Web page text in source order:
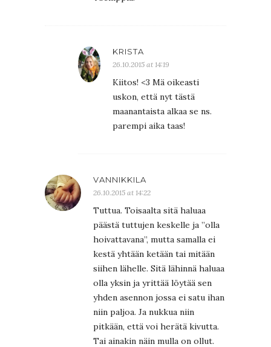
KRISTA
26.10.2015 at 14:19
Kiitos! <3 Mä oikeasti
uskon, että nyt tästä
maanantaista alkaa se ns.
parempi aika taas!
VANNIKKILA
26.10.2015 at 14:22
Tuttua. Toisaalta sitä haluaa
päästä tuttujen keskelle ja ”olla
hoivattavana”, mutta samalla ei
kestä yhtään ketään tai mitään
siihen lähelle. Sitä lähinnä haluaa
olla yksin ja yrittää löytää sen
yhden asennon jossa ei satu ihan
niin paljoa. Ja nukkua niin
pitkään, että voi herätä kivutta.
Tai ainakin näin mulla on ollut.